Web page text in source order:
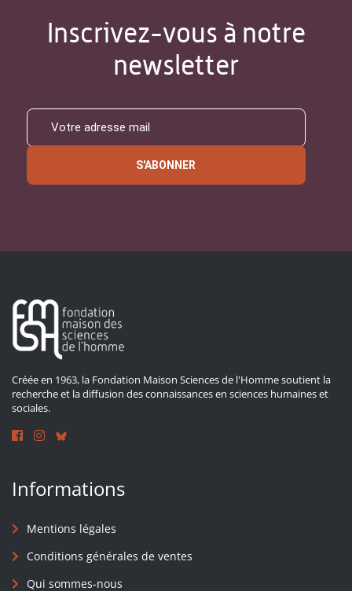
Inscrivez-vous à notre
newsletter
S'ABONNER
Créée en 1963, la Fondation Maison Sciences de l'Homme soutient la
recherche et la diffusion des connaissances en sciences humaines et
sociales.
Informations
Mentions légales
Conditions générales de ventes
Qui sommes-nous